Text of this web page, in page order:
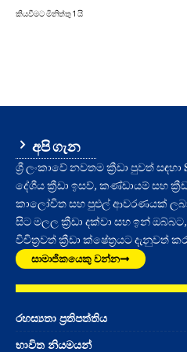
කියවීමට මිනිත්තු 1 යි
අපි ගැන
ශ්‍රී ලංකාවේ නවතම ක්‍රීඩා පුවත් සඳහා
දේශීය ක්‍රීඩා ඉසව්, කණ්ඩායම් සහ
කාලෝචිත සහ පුළුල් ආවරණයක් ලබා
සිට මලල ක්‍රීඩා දක්වා සහ ඉන් ඔබ්බට,
විචිත්‍රවත් ක්‍රීඩා ක්ෂේත්‍රයට දැනුවත්
සාමාජිකයෙකු වන්න
රහස්‍යතා ප්‍රතිපත්තිය
භාවිත නියමයන්